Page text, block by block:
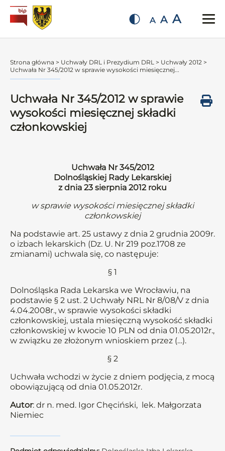
A A A
Strona główna > Uchwały DRL i Prezydium DRL > Uchwały 2012 >
Uchwała Nr 345/2012 w sprawie wysokości miesięcznej...
Uchwała Nr 345/2012 w sprawie
wysokości miesięcznej składki
członkowskiej
Uchwała Nr 345/2012
Dolnośląskiej Rady Lekarskiej
z dnia 23 sierpnia 2012 roku
w sprawie wysokości miesięcznej składki
członkowskiej
Na podstawie art. 25 ustawy z dnia 2 grudnia 2009r.
o izbach lekarskich (Dz. U. Nr 219 poz.1708 ze
zmianami) uchwala się, co następuje:
§ 1
Dolnośląska Rada Lekarska we Wrocławiu, na
podstawie § 2 ust. 2 Uchwały NRL Nr 8/08/V z dnia
4.04.2008r., w sprawie wysokości składki
członkowskiej, ustala miesięczną wysokość składki
członkowskiej w kwocie 10 PLN od dnia 01.05.2012r.,
w związku ze złożonym wnioskiem przez (…).
§ 2
Uchwała wchodzi w życie z dniem podjęcia, z mocą
obowiązującą od dnia 01.05.2012r.
Autor: dr n. med. Igor Chęciński, lek. Małgorzata
Niemiec